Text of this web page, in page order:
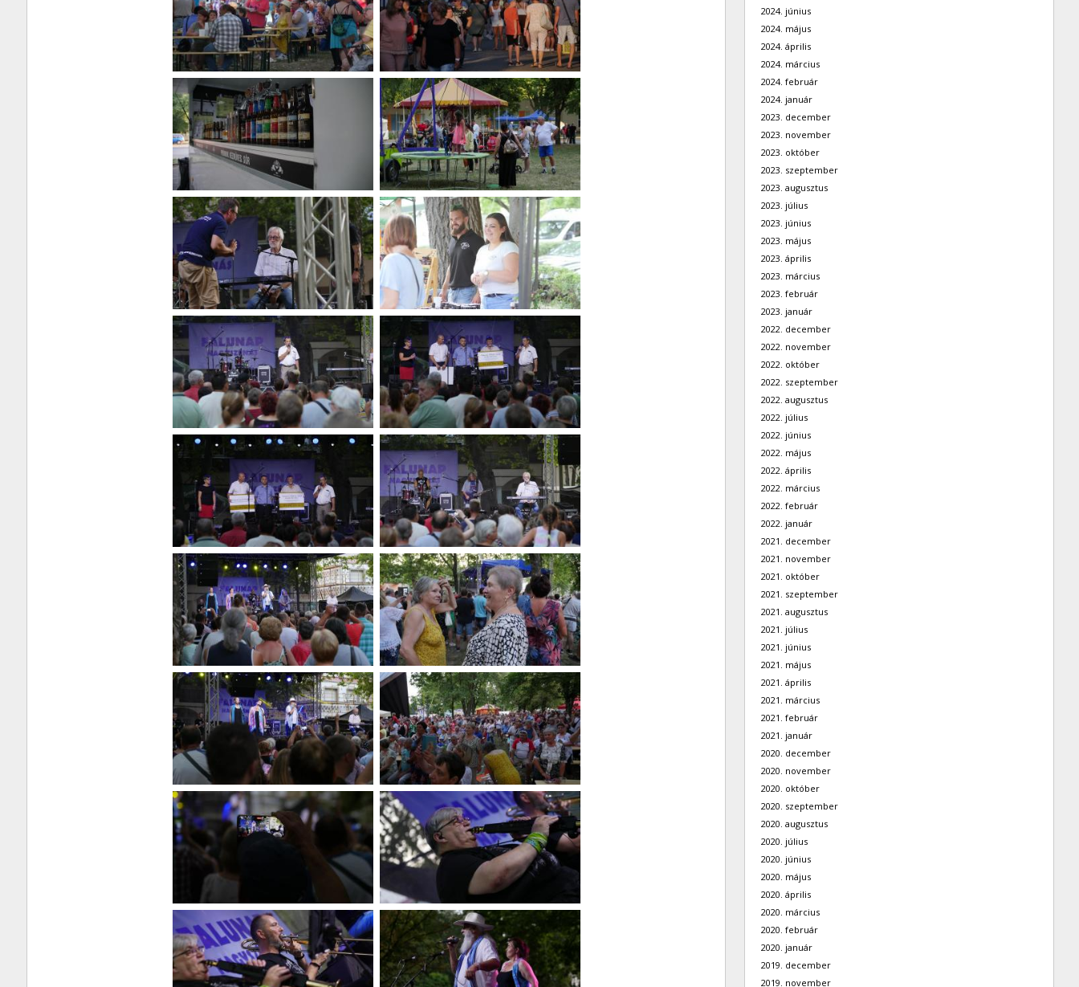
2024. június
2024. május
2024. április
2024. március
2024. február
2024. január
2023. december
2023. november
2023. október
2023. szeptember
2023. augusztus
2023. július
2023. június
2023. május
2023. április
2023. március
2023. február
2023. január
2022. december
2022. november
2022. október
2022. szeptember
2022. augusztus
2022. július
2022. június
2022. május
2022. április
2022. március
2022. február
2022. január
2021. december
2021. november
2021. október
2021. szeptember
2021. augusztus
2021. július
2021. június
2021. május
2021. április
2021. március
2021. február
2021. január
2020. december
2020. november
2020. október
2020. szeptember
2020. augusztus
2020. július
2020. június
2020. május
2020. április
2020. március
2020. február
2020. január
2019. december
2019. november